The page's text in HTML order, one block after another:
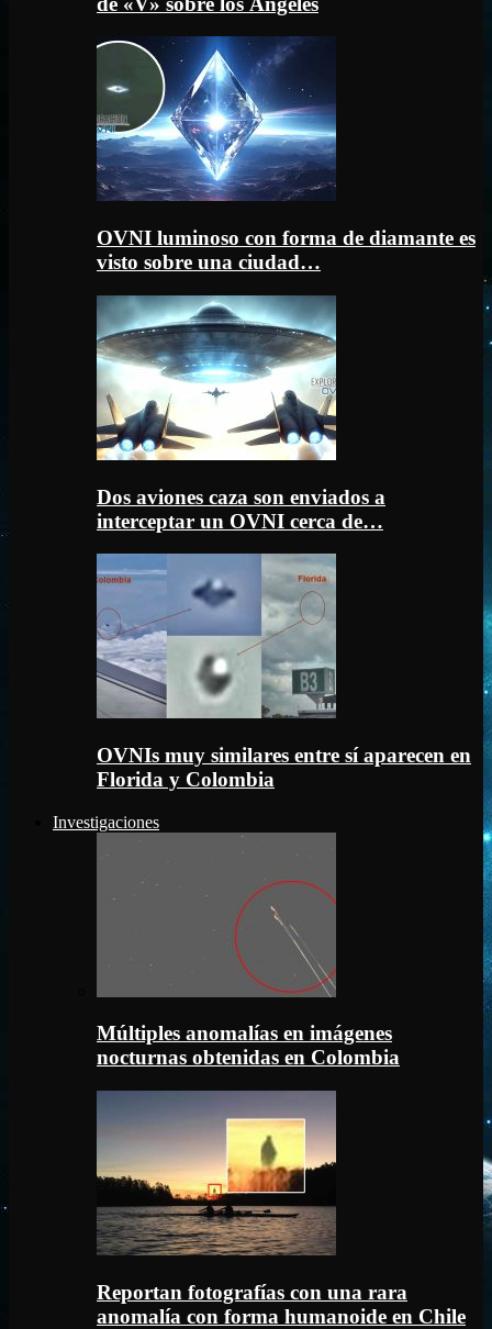
OVNI luminoso con forma de diamante es
visto sobre una ciudad…
Dos aviones caza son enviados a
interceptar un OVNI cerca de…
OVNIs muy similares entre sí aparecen en
Florida y Colombia
Investigaciones
Múltiples anomalías en imágenes
nocturnas obtenidas en Colombia
Reportan fotografías con una rara
anomalía con forma humanoide en Chile